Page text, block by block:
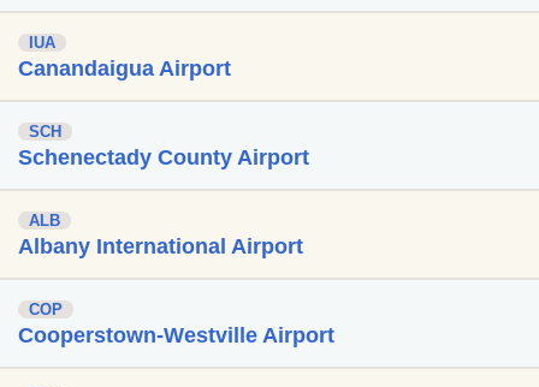
IUA
Canandaigua Airport
SCH
Schenectady County Airport
ALB
Albany International Airport
COP
Cooperstown-Westville Airport